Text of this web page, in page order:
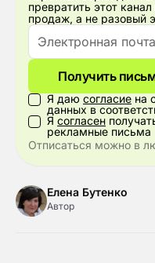
превратить этот
продаж, а не разовый
Получить
Я даю согласие на
данных в
Я согласен
рекламные письма
Отписаться можно в
Елена Бутенко
Автор